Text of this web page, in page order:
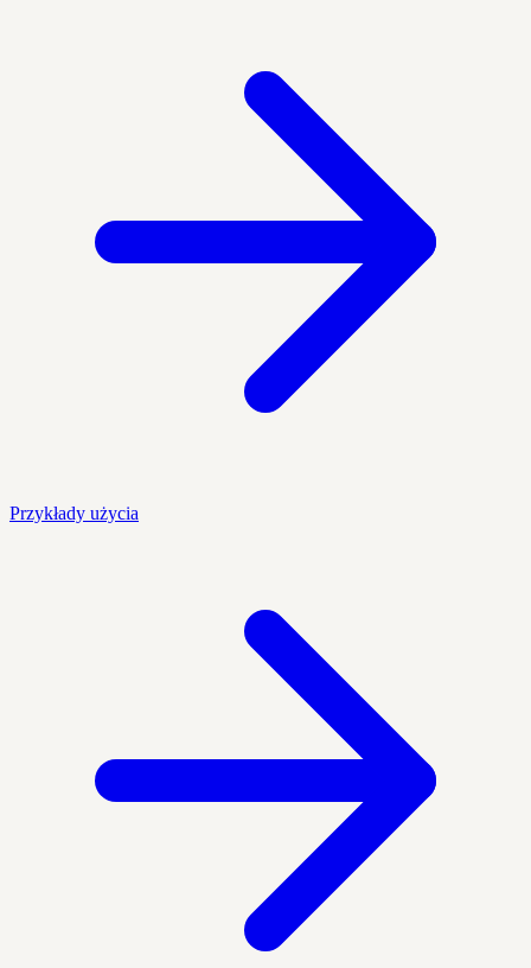
Przykłady użycia